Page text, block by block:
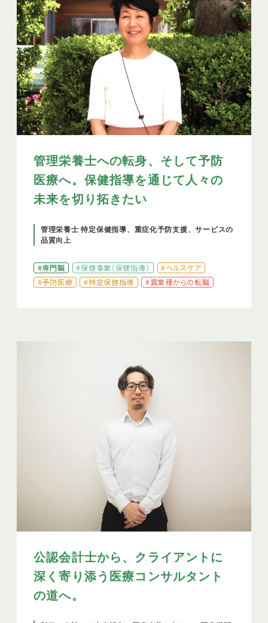
管理栄養士への転身、そして予防
医療へ。保健指導を通じて人々の
未来を切り拓きたい
管理栄養士 特定保健指導、重症化予防支援、サービスの
品質向上
#専門職 #保健事業（保健指導）
#ヘルスケア
#予防医療
#特定保健指導 #異業種からの転職
公認会計士から、クライアントに
深く寄り添う医療コンサルタント
の道へ。